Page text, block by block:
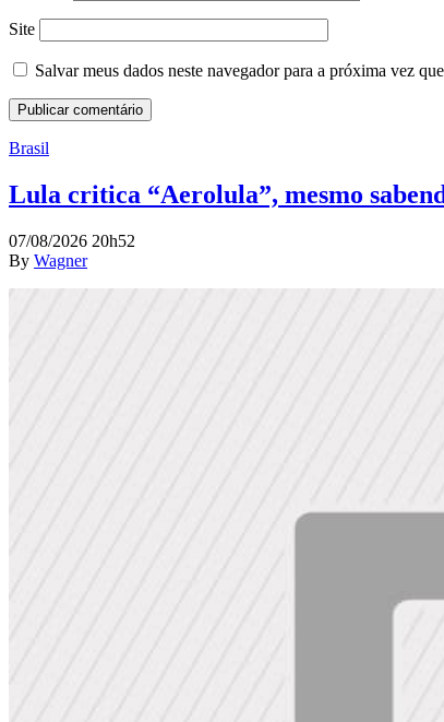
Site
Salvar meus dados neste navegador para a próxima vez
Brasil
Lula critica “Aerolula”, mesmo
07/08/2026 20h52
By Wagner